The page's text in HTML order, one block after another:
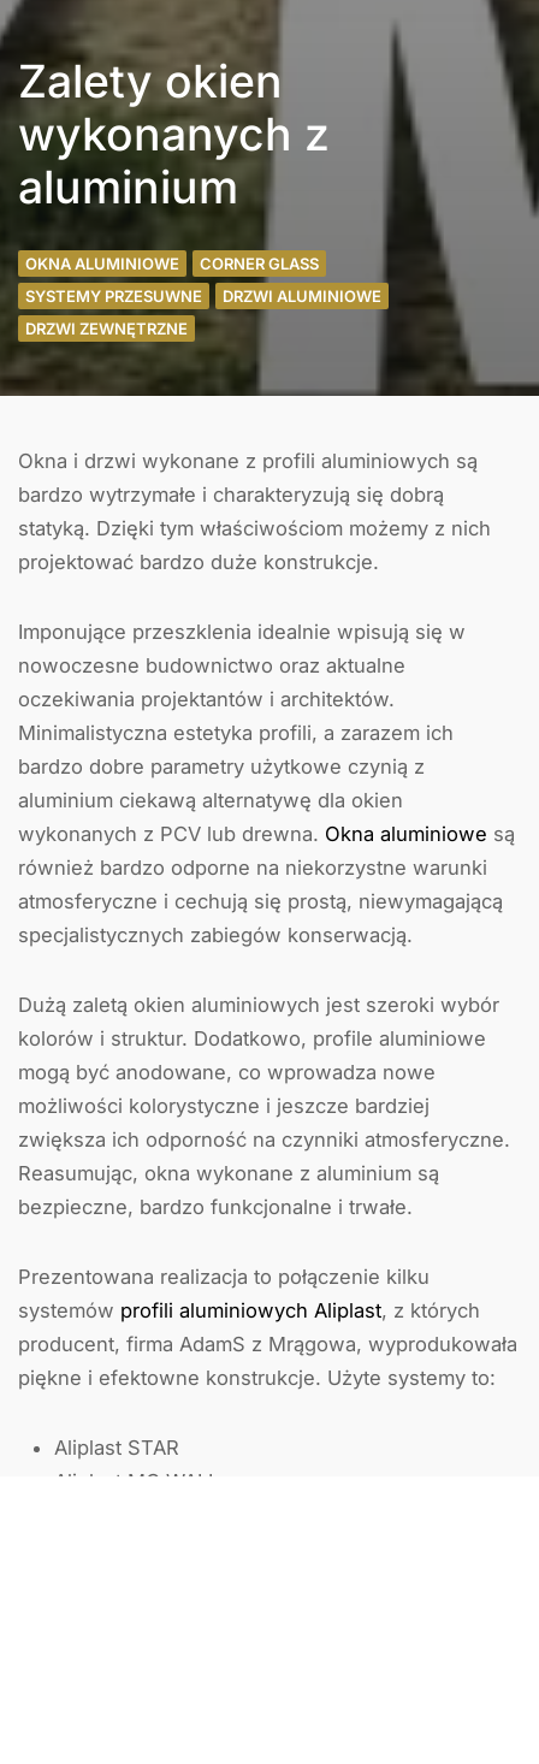
Zalety okien
wykonanych z
aluminium
OKNA ALUMINIOWE
CORNER GLASS
SYSTEMY PRZESUWNE
DRZWI ALUMINIOWE
DRZWI ZEWNĘTRZNE
Okna i drzwi wykonane z profili aluminiowych są
bardzo wytrzymałe i charakteryzują się dobrą
statyką. Dzięki tym właściwościom możemy z nich
projektować bardzo duże konstrukcje.
Imponujące przeszklenia idealnie wpisują się w
nowoczesne budownictwo oraz aktualne
oczekiwania projektantów i architektów.
Minimalistyczna estetyka profili, a zarazem ich
bardzo dobre parametry użytkowe czynią z
aluminium ciekawą alternatywę dla okien
wykonanych z PCV lub drewna. Okna aluminiowe są
również bardzo odporne na niekorzystne warunki
atmosferyczne i cechują się prostą, niewymagającą
specjalistycznych zabiegów konserwacją.
Dużą zaletą okien aluminiowych jest szeroki wybór
kolorów i struktur. Dodatkowo, profile aluminiowe
mogą być anodowane, co wprowadza nowe
możliwości kolorystyczne i jeszcze bardziej
zwiększa ich odporność na czynniki atmosferyczne.
Reasumując, okna wykonane z aluminium są
bezpieczne, bardzo funkcjonalne i trwałe.
Prezentowana realizacja to połączenie kilku
systemów profili aluminiowych Aliplast, z których
producent, firma AdamS z Mrągowa, wyprodukowała
piękne i efektowne konstrukcje. Użyte systemy to:
Aliplast STAR
Aliplast MC WALL